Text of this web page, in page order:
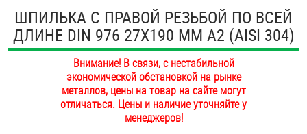
ОПТ
ПОКУПАТЕЛЯМ
ОПЛАТА И ДОСТАВКА
НАШИ МАГАЗИНЫ
Антивандальный крепёж, инструмент
Болты и винты
Втулки
ШПИЛЬКА С ПРАВОЙ РЕЗЬБОЙ ПО ВСЕЙ
ДЛИНЕ DIN 976 27Х190 ММ А2 (AISI 304)
Внимание! В связи, с нестабильной
экономической обстановкой на рынке
металлов, цены на товар на сайте могут
отличаться. Цены и наличие уточняйте у
менеджеров!